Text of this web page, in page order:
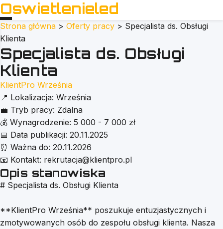
Oswietlenieled
Strona główna > Oferty pracy > Specjalista ds. Obsługi
Klienta
Specjalista ds. Obsługi
Klienta
KlientPro Września
📍 Lokalizacja: Września
💼 Tryb pracy: Zdalna
💰 Wynagrodzenie: 5 000 - 7 000 zł
📅 Data publikacji: 20.11.2025
⏰ Ważna do: 20.11.2026
📧 Kontakt: rekrutacja@klientpro.pl
Opis stanowiska
# Specjalista ds. Obsługi Klienta
**KlientPro Września** poszukuje entuzjastycznych i
zmotywowanych osób do zespołu obsługi klienta. Nasza